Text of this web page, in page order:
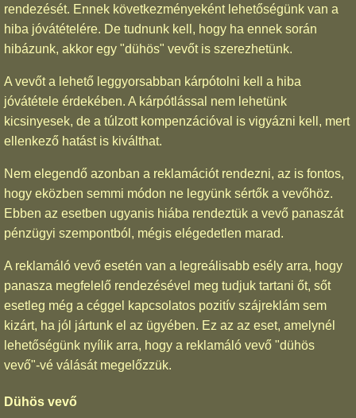
rendezését. Ennek következményeként lehetőségünk van a
hiba jóvátételére. De tudnunk kell, hogy ha ennek során
hibázunk, akkor egy "dühös" vevőt is szerezhetünk.
A vevőt a lehető leggyorsabban kárpótolni kell a hiba
jóvátétele érdekében. A kárpótlással nem lehetünk
kicsinyesek, de a túlzott kompenzációval is vigyázni kell, mert
ellenkező hatást is kiválthat.
Nem elegendő azonban a reklamációt rendezni, az is fontos,
hogy eközben semmi módon ne legyünk sértők a vevőhöz.
Ebben az esetben ugyanis hiába rendeztük a vevő panaszát
pénzügyi szempontból, mégis elégedetlen marad.
A reklamáló vevő esetén van a legreálisabb esély arra, hogy
panasza megfelelő rendezésével meg tudjuk tartani őt, sőt
esetleg még a céggel kapcsolatos pozitív szájreklám sem
kizárt, ha jól jártunk el az ügyében. Ez az az eset, amelynél
lehetőségünk nyílik arra, hogy a reklamáló vevő "dühös
vevő"-vé válását megelőzzük.
Dühös vevő